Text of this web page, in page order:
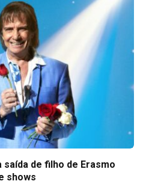
de filho de Erasmo
shows